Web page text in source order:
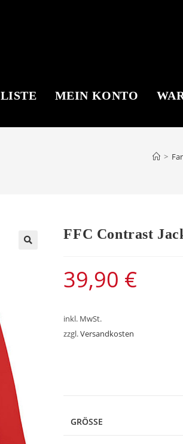
MEIN KONTO
>
FFC Contrast
39,90 €
inkl. MwSt.
zzgl.Versandkosten
GRÖSSE